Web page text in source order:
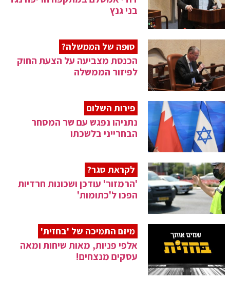
בני גנץ
סופה של הממשלה?
הכנסת מצביעה על הצעת החוק
לפיזור הממשלה
פירות השלום
נתניהו נפגש עם שר המסחר
הבחרייני בלשכתו
לקראת סגר?
'הרמזור' עודכן ושכונות חרדיות
הפכו ל'כתומות'
מיזם התמיכה של 'בחזית'
אלפי פניות, מאות שיחות ומאה
עסקים מנצחים!